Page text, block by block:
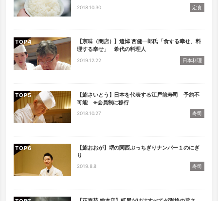
2018.10.30 定食
TOP
【京味（閉店）】追悼 西健一郎氏「食する幸せ、料
理する幸せ」 希代の料理人
2019.12.22 日本料理
TOP
【鮨さいとう】日本を代表する江戸前寿司 予約不
可能 ※会員制に移行
2018.10.27 寿司
TOP
【鮨おおが】堺の関西ぶっちぎりナンバー１のにぎ
り
2019.8.8 寿司